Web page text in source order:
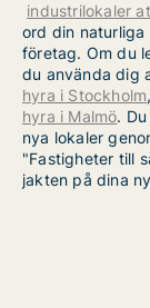
industrilokaler
ord din
företag. Om du
du använda dig
hyra i Stockholm,
hyra i Malmö.
nya lokaler
"Fastigheter till
jakten på dina